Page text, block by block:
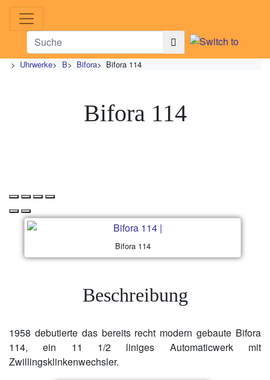
> Uhrwerke> B> Bifora> Bifora 114
Bifora 114
Bifora 114
Beschreibung
1958 debutierte das bereits recht modern gebaute Bifora
114, ein 11 1/2 liniges Automaticwerk mit
Zwillingsklinkenwechsler.